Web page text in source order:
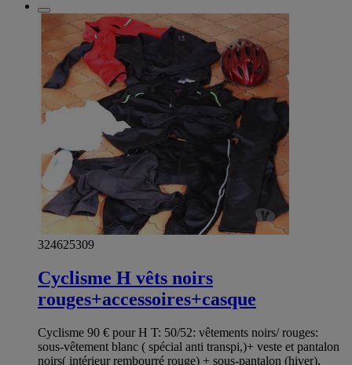
324625309
Cyclisme H vêts noirs
rouges+accessoires+casque
Cyclisme 90 € pour H T: 50/52: vêtements noirs/ rouges:
sous-vêtement blanc ( spécial anti transpi,)+ veste et pantalon
noirs( intérieur rembourré rouge) + sous-pantalon (hiver),